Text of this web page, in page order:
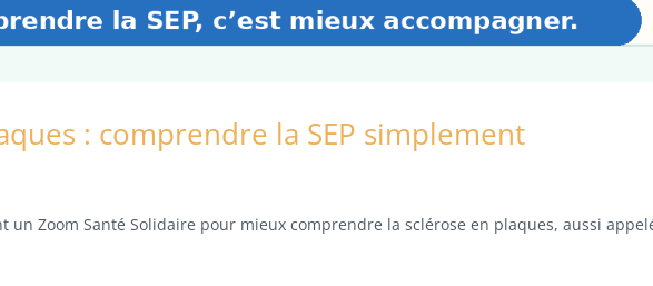
: comprendre la SEP simplement
un Zoom Santé Solidaire pour mieux comprendre la sclérose en plaques, aussi